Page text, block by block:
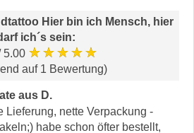
Hier bin ich Mensch, hier
ich´s sein:
5.00 ★★★★★
auf 1 Bewertung)
aus D.
Lieferung, nette Verpackung -
habe schon öfter bestellt,